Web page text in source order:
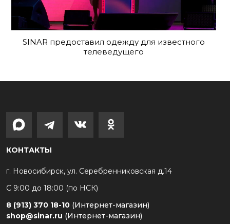
SINAR предоставил одежду для известного
телеведущего
КОНТАКТЫ
г. Новосибирск, ул. Серебренниковская д.14
С 9:00 до 18:00 (по НСК)
8 (913) 370 18-10 (Интернет-магазин)
shop@sinar.ru (Интернет-магазин)